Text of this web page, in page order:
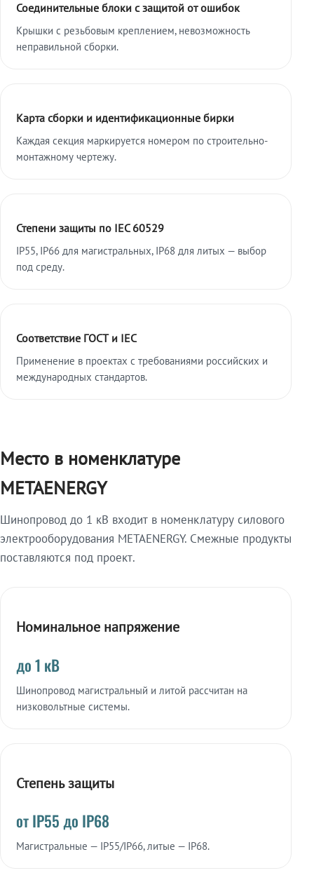
Соединительные блоки с защитой от ошибок
Крышки с резьбовым креплением, невозможность
неправильной сборки.
Карта сборки и идентификационные бирки
Каждая секция маркируется номером по строительно-
монтажному чертежу.
Степени защиты по IEC 60529
IP55, IP66 для магистральных, IP68 для литых — выбор
под среду.
Соответствие ГОСТ и IEC
Применение в проектах с требованиями российских и
международных стандартов.
Место в номенклатуре
METAENERGY
Шинопровод до 1 кВ входит в номенклатуру силового
электрооборудования METAENERGY. Смежные продукты
поставляются под проект.
Номинальное напряжение
до 1 кВ
Шинопровод магистральный и литой рассчитан на
низковольтные системы.
Степень защиты
от IP55 до IP68
Магистральные — IP55/IP66, литые — IP68.